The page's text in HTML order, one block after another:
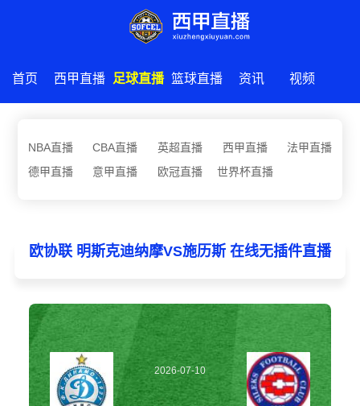
首页 西甲直播 足球直播 篮球直播 资讯 视频
NBA直播 CBA直播 英超直播 西甲直播
法甲直播
德甲直播
意甲直播 欧冠直播 世界杯直播
欧协联 明斯克迪纳摩VS施历斯 在线无插件直播
2026-07-10